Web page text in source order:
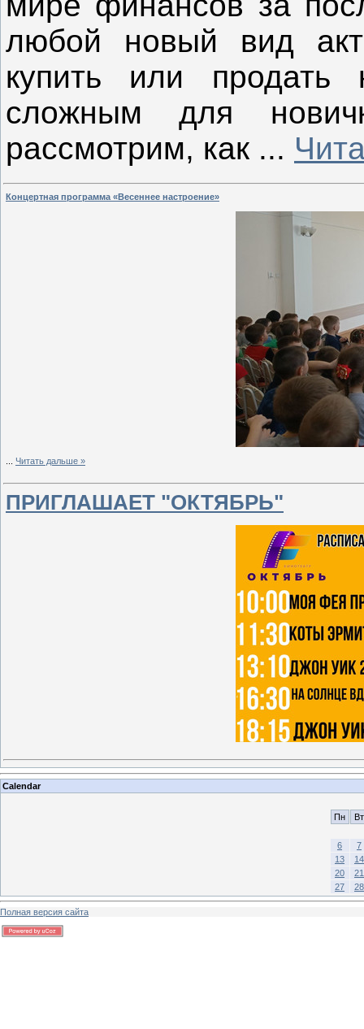
любой новый вид
купить или продать
сложным для
рассмотрим, как ...
Концертная программа «Весеннее настроение»
Читать дальше »
ПРИГЛАШАЕТ "ОКТЯБРЬ"
Calendar
Пн Вт
6
7
13
14
20
21
27
28
Полная версия сайта